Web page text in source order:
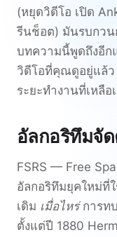
(หยุดวิดีโอ เปิด
รีนช็อต) มันรบกวน
บทความนี้พูดถึงอีก
วิดีโอที่คุณดูอยู่แล้ว
ระยะทำงานที่เหลือ
อัลกอริทึมจัด
FSRS — Free
อัลกอริทึมยุคใหม่ที่
เดิม เมื่อไหร่การท
ตั้งแต่ปี 1880